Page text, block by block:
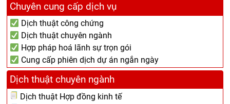
Chuyên cung cấp dịch vụ
Dịch thuật công chứng
Dịch thuật chuyên ngành
Hợp pháp hoá lãnh sự trọn gói
Cung cấp phiên dịch dự án ngắn ngày
Dịch thuật chuyên ngành
Dịch thuật Hợp đồng kinh tế